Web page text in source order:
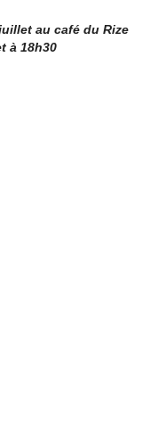
au café du Rize
à 18h30